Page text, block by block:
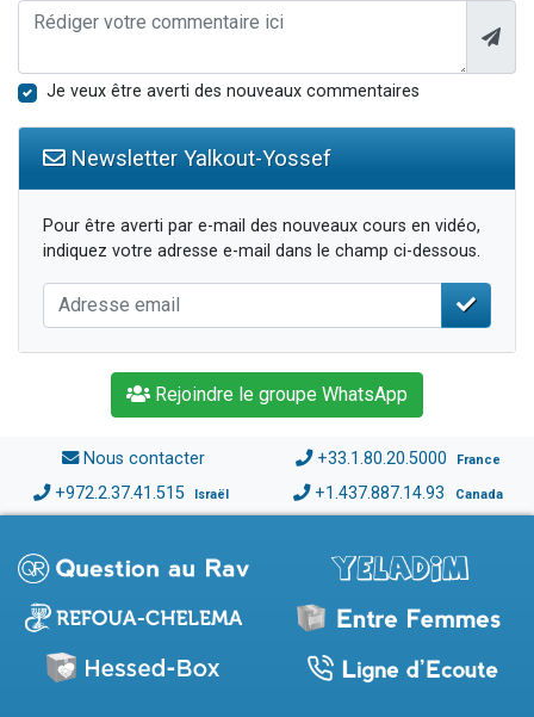
Je veux être averti des nouveaux commentaires
Newsletter Yalkout-Yossef
Pour être averti par e-mail des nouveaux cours en vidéo,
indiquez votre adresse e-mail dans le champ ci-dessous.
Rejoindre le groupe WhatsApp
Nous contacter +33.1.80.20.5000 France
+972.2.37.41.515 Israël +1.437.887.14.93 Canada